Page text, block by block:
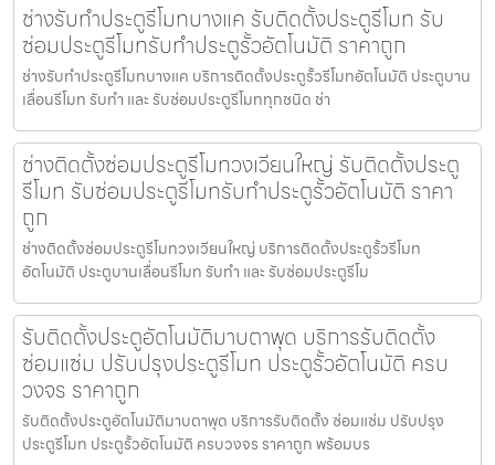
ช่างรับทำประตูรีโมทบางแค รับติดตั้งประตูรีโมท รับ
ซ่อมประตูรีโมทรับทำประตูรั้วอัตโนมัติ ราคาถูก
ช่างรับทำประตูรีโมทบางแค บริการติดตั้งประตูรั้วรีโมทอัตโนมัติ ประตูบาน
เลื่อนรีโมท รับทำ และ รับซ่อมประตูรีโมททุกชนิด ช่า
ช่างติดตั้งซ่อมประตูรีโมทวงเวียนใหญ่ รับติดตั้งประตู
รีโมท รับซ่อมประตูรีโมทรับทำประตูรั้วอัตโนมัติ ราคา
ถูก
ช่างติดตั้งซ่อมประตูรีโมทวงเวียนใหญ่ บริการติดตั้งประตูรั้วรีโมท
อัตโนมัติ ประตูบานเลื่อนรีโมท รับทำ และ รับซ่อมประตูรีโม
รับติดตั้งประตูอัตโนมัติมาบตาพุด บริการรับติดตั้ง
ซ่อมแซ่ม ปรับปรุงประตูรีโมท ประตูรั้วอัตโนมัติ ครบ
วงจร ราคาถูก
รับติดตั้งประตูอัตโนมัติมาบตาพุด บริการรับติดตั้ง ซ่อมแซ่ม ปรับปรุง
ประตูรีโมท ประตูรั้วอัตโนมัติ ครบวงจร ราคาถูก พร้อมบร